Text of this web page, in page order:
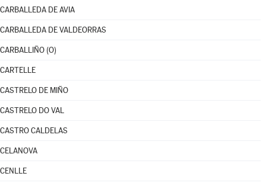
CARBALLEDA DE AVIA
CARBALLEDA DE VALDEORRAS
CARBALLIÑO (O)
CARTELLE
CASTRELO DE MIÑO
CASTRELO DO VAL
CASTRO CALDELAS
CELANOVA
CENLLE